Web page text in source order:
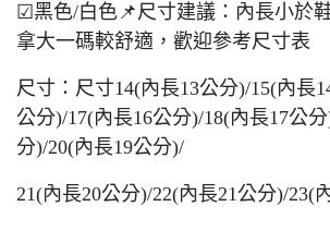
☑黑色/白色📌尺寸建議：內長小於
拿大一碼較舒適，歡迎參考尺寸表
尺寸：尺寸14(內長13公分)/15(內長
公分)/17(內長16公分)/18(內長17公
分)/20(內長19公分)/
21(內長20公分)/22(內長21公分)/23(